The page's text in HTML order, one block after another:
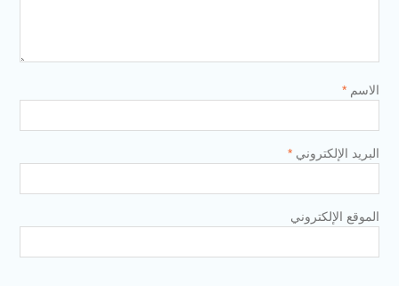
الاسم *
البريد الإلكتروني *
الموقع الإلكتروني